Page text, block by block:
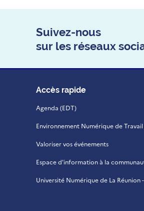
Suivez-nous
sur les réseaux
Accès rapide
Agenda (EDT)
Environnement Numérique de Travail
Valoriser vos événements
Espace d'information à la
Université Numérique de La Réunion